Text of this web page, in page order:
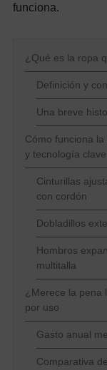
funciona.
¿Qué es la ropa
Definición y
Una breve
Cómo funciona
y tecnología clave
Cinturillas
con cordón
Dobladillos
Hombros
multitalla
¿Merece la pena
por uso
Gasto anual
Comparativa